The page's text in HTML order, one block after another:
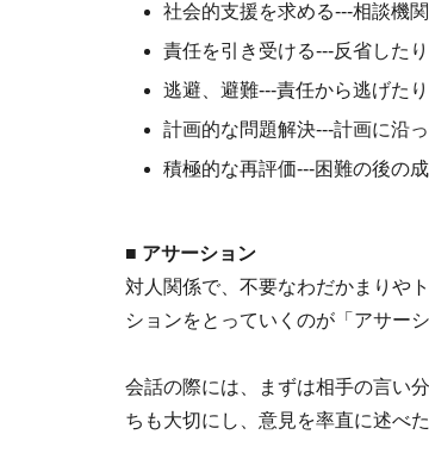
社会的支援を求める---相談機
責任を引き受ける---反省した
逃避、避難---責任から逃げた
計画的な問題解決---計画に沿
積極的な再評価---困難の後の
■ アサーション
対人関係で、不要なわだかまりや
ションをとっていくのが「アサーシ
会話の際には、まずは相手の言い
ちも大切にし、意見を率直に述べ